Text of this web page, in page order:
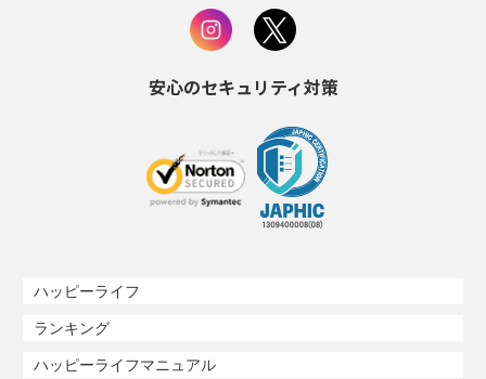
安心のセキュリティ対策
ハッピーライフ
ランキング
ハッピーライフマニュアル